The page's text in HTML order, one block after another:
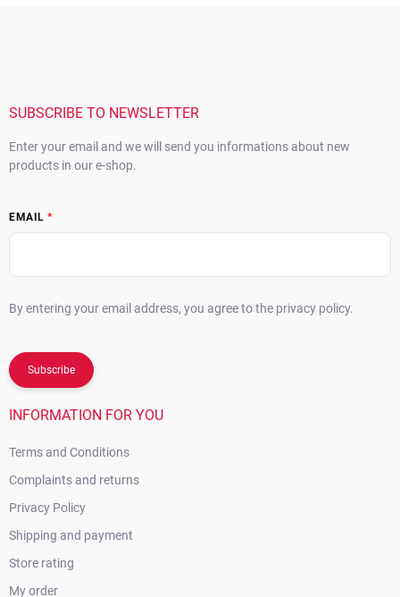
SUBSCRIBE TO NEWSLETTER
Enter your email and we will send you informations about new
products in our e-shop.
EMAIL
By entering your email address, you agree to the privacy policy.
Subscribe
INFORMATION FOR YOU
Terms and Conditions
Complaints and returns
Privacy Policy
Shipping and payment
Store rating
My order